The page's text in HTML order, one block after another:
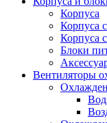
Корпуса
Корпуса
Корпуса
Блоки
Вентиляторы